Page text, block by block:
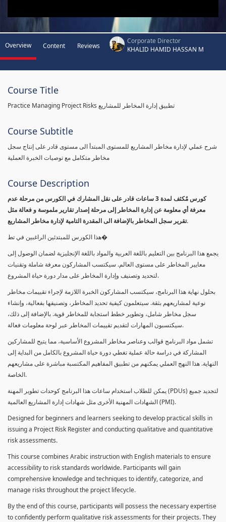
Overview Content Reviews
Corporate Director
KHALID HAMID HASSAN M
Course Title
Practice Managing Project Risks تطبيق إدارة المخاطر للمشاريع
Course Subtitle
شرح عملي لإدارة مخاطر المشاريع للمستوى المبتدأ الى مستوى قادر على إنتاج سجل
مخاطر متكامل مع توصيات الخبرة العملية
Course Description
كورس مٌكثف لمدة 3 ساعات قادر على نقل المشارك في الكورس من مرحلة عدم
معرفة أي معلومة عن إدارة المخاطر إلى مرحلة إصدار تقارير ملموسة و فعالة مثل
تقرير سجل المخاطر بالإضافة الى المقدرة التامية لإدارة مخاطر المشاريع.
هذا الكورس للمبتدئين الراغبين في تط�
يجمع هذا البرنامج بين التعليم باللغة العربية والمواد باللغة الإنجليزية لضمان الوصول إلى
معايير المخاطر على مستوى العالم. سيكتسب المشاركون معرفة شاملة وتقنيات
لتحديد وتصنيف وإدارة المخاطر على مدار دورة حياة المشروع.
بحلول نهاية هذا البرنامج، سيكتسب المشاركون الخبرة اللازمة لإجراء تقييمات مخاطر
نوعية لمشاريعهم بثقة. سيتعلمون كيفية تحديد المخاطر، وتصنيفها بفعالية، وإنشاء
سجل مخاطر شامل، وتطوير خطط استجابة للمخاطر قوية. بالإضافة إلى ذلك،
سيكتسبون المهارات لتقديم تقييمات المخاطر عبر لوحة معلومات فعالة.
تشمل مواد البرنامج قوالب وعناصر مخاطر المشروع الأساسية، مما يتيح للمشاركين
المشاركة في دراسة حالة عملية تغطي دورة حياة المشروع بالكامل من البداية إلى
النهاية. هذا النهج العملي يمكنهم من تطبيق المفاهيم المكتسبة مباشرة على مشاريعهم
الخاصة.
يمكن للطلاب استخدام ساعات هذا البرنامج كوحدات تطوير المهنة (PDUs) لتجديد جميع
الشهادات المهنية الأخرى مثل شهادات إدارة المشاريع العالمية (PMI).
Designed for beginners and learners seeking to develop practical skills in
issuing a Project Risk Register and conducting qualitative and quantitative
risk assessments.
This course combines Arabic instruction with English materials to ensure
accessibility to risk standards worldwide. Participants will gain
comprehensive knowledge and techniques to identify, categorize, and
manage risks throughout the project lifecycle.
By the end of this course, participants will possess the necessary expertise
to confidently perform qualitative risk assessments for their projects. They